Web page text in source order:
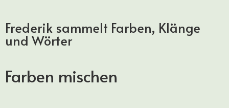
Frederik sammelt Farben, Klänge
und Wörter
Farben mischen